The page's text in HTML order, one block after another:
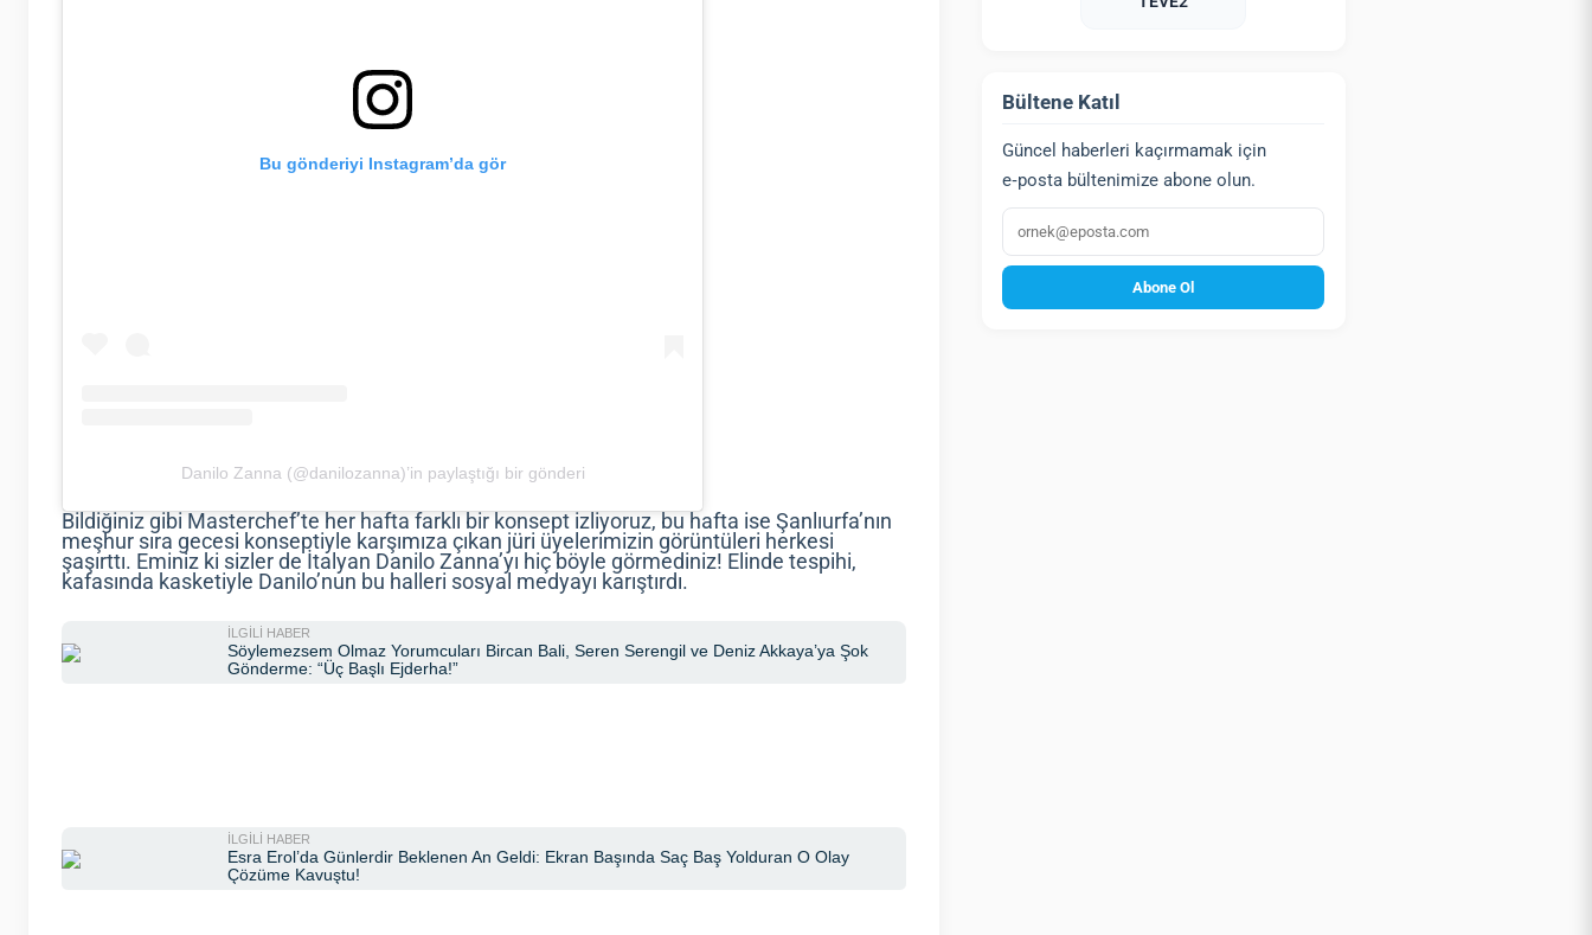
Bu gönderiyi Instagram’da gör
Danilo Zanna (@danilozanna)’in paylaştığı bir gönderi
Bildiğiniz gibi Masterchef’te her hafta farklı bir konsept izliyoruz, bu hafta ise Şanlıurfa’nın
meşhur sıra gecesi konseptiyle karşımıza çıkan jüri üyelerimizin görüntüleri herkesi
şaşırttı. Eminiz ki sizler de İtalyan Danilo Zanna’yı hiç böyle görmediniz! Elinde tespihi,
kafasında kasketiyle Danilo’nun bu halleri sosyal medyayı karıştırdı.
Bültene Katıl
Güncel haberleri kaçırmamak için
e‑posta bültenimize abone olun.
E‑posta
Abone Ol